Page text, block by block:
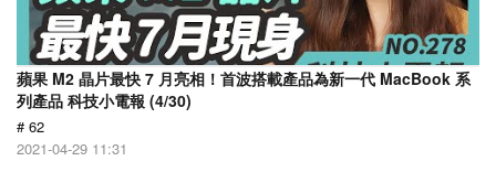
蘋果 M2 晶片最快 7 月亮相！首波搭載產品為新一代 MacBook 系
列產品 科技小電報 (4/30)
# 62
2021-04-29 11:31